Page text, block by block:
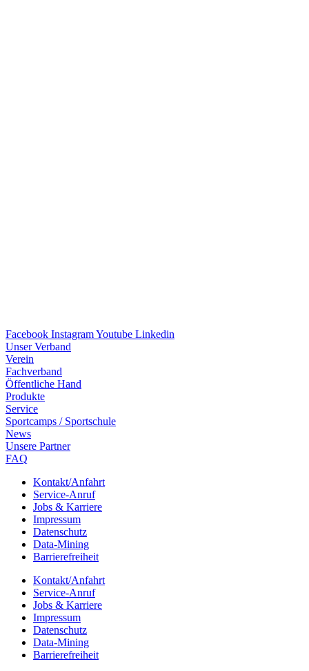
Facebook InstagramYoutube Linkedin
Unser Verband
Verein
Fach­ver­band
Öffent­li­che Hand
Produkte
Service
Sport­camps / Sportschule
News
Unsere Part­ner
FAQ
Kontakt/​​Anfahrt
Service-Anruf
Jobs & Karriere
Impres­sum
Daten­schutz
Data-Mining
Barrie­re­frei­heit
Kontakt/​​Anfahrt
Service-Anruf
Jobs & Karriere
Impres­sum
Daten­schutz
Data-Mining
Barrie­re­frei­heit